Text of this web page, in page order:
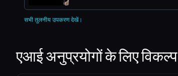
सभी तुलनीय उपकरण देखें।
एआई अनुप्रयोगों के लिए विकल्प